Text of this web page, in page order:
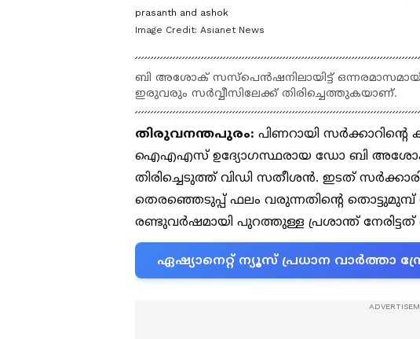
prasanth and ashok
Image Credit: Asianet News
ബി അശോക് സസ്പെൻഷനിലായിട്ട്
ഇരുവരും സർവ്വീസിലേക്ക് തിരിച്ചെത്തുകയാണ്.
തിരുവനന്തപുരം: പിണറായി
ഐഎഎസ് ഉദ്യോഗസ്ഥരായ ഡോ ബി
തിരിച്ചെടുത്ത് വിഡി സതീശൻ. ഇടത്
തെരഞ്ഞെടുപ്പ് ഫലം വരുന്നതിന്‍റെ
രണ്ടുവർഷമായി പുറത്തുള്ള പ്രശാന്ത്
ഏഷ്യാനെറ്റ് ന്യൂസ് പ്രധാന